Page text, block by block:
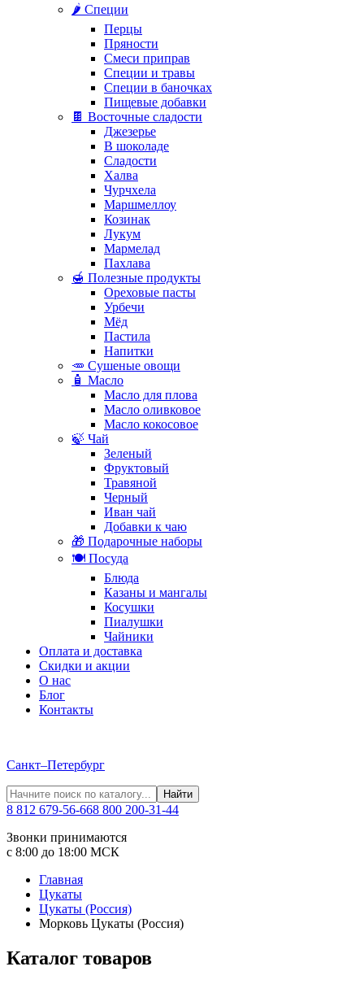
🌶️ Специи
Перцы
Пряности
Смеси приправ
Специи и травы
Специи в баночках
Пищевые добавки
🍫 Восточные сладости
Джезерье
В шоколаде
Сладости
Халва
Чурчхела
Маршмеллоу
Козинак
Лукум
Мармелад
Пахлава
🍯 Полезные продукты
Ореховые пасты
Урбечи
Мёд
Пастила
Напитки
🥕 Сушеные овощи
🧴 Масло
Масло для плова
Масло оливковое
Масло кокосовое
🍃 Чай
Зеленый
Фруктовый
Травяной
Черный
Иван чай
Добавки к чаю
🎁 Подарочные наборы
🍽️ Посуда
Блюда
Казаны и мангалы
Косушки
Пиалушки
Чайники
Оплата и доставка
Скидки и акции
О нас
Блог
Контакты
Санкт–Петербург
Найти
8 812 679-56-668 800 200-31-44
Звонки принимаются
с 8:00 до 18:00 МСК
Главная
Цукаты
Цукаты (Россия)
Морковь Цукаты (Россия)
Каталог товаров